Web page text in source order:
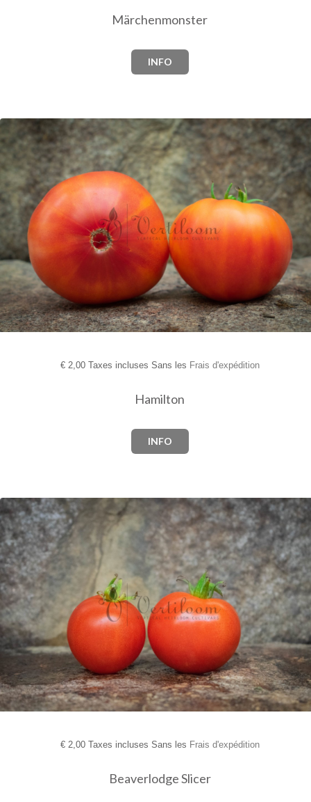
Märchenmonster
INFO
€2,00 Taxes incluses Sans les Frais d'expédition
Hamilton
INFO
€2,00 Taxes incluses Sans les Frais d'expédition
Beaverlodge Slicer